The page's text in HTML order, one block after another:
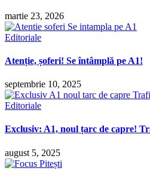
martie 23, 2026
Editoriale
Atenție, șoferi! Se întâmplă pe A1!
septembrie 10, 2025
Editoriale
Exclusiv: A1, noul țarc de capre!
august 5, 2025